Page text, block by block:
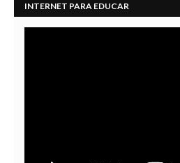
INTERNET PARA EDUCAR